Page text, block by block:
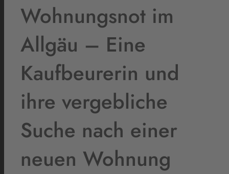
Wohnungsnot im
Allgäu – Eine
Kaufbeurerin und
ihre vergebliche
Suche nach einer
neuen Wohnung